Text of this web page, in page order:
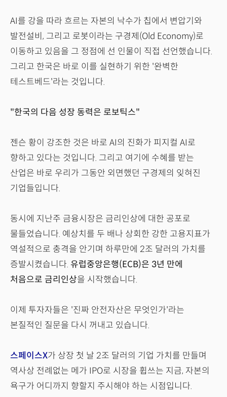
AI를 강을 따라 흐르는 자본의 낙수가 칩에서 변압기와
발전설비, 그리고 로봇이라는 구경제(Old Economy)로
이동하고 있음을 그 정점에 선 인물이 직접 선언했습니다.
그리고 한국은 바로 이를 실현하기 위한 '완벽한
테스트베드'라는 것입니다.
"한국의 다음 성장 동력은 로보틱스"
젠슨 황이 강조한 것은 바로 AI의 진화가 피지컬 AI로
향하고 있다는 것입니다. 그리고 여기에 수혜를 받는
산업은 바로 우리가 그동안 외면했던 구경제의 잊혀진
기업들입니다.
동시에 지난주 금융시장은 금리인상에 대한 공포로
물들었습니다. 예상치를 두 배나 상회한 강한 고용지표가
역설적으로 충격을 안기며 하루만에 2조 달러의 가치를
증발시켰습니다. 유럽중앙은행(ECB)은 3년 만에
처음으로 금리인상을 시작했습니다.
이제 투자자들은 '진짜 안전자산은 무엇인가'라는
본질적인 질문을 다시 꺼내고 있습니다.
스페이스X가 상장 첫 날 2조 달러의 기업 가치를 만들며
역사상 전례없는 메가 IPO로 시장을 휩쓰는 지금, 자본의
욕구가 어디까지 향할지 주시해야 하는 시점입니다.